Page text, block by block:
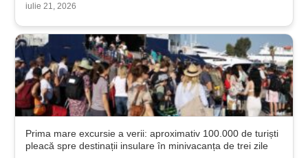
iulie 21, 2026
Prima mare excursie a verii: aproximativ 100.000 de turiști
pleacă spre destinații insulare în minivacanța de trei zile